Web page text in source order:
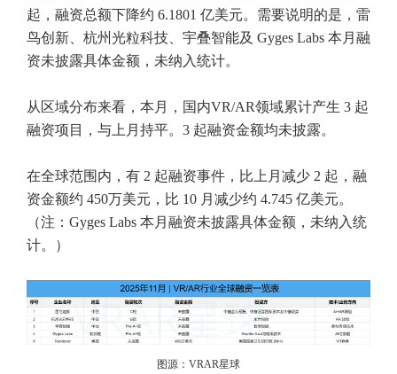
起，融资总额下降约 6.1801 亿美元。需要说明的是，雷
鸟创新、杭州光粒科技、宇叠智能及 Gyges Labs 本月融
资未披露具体金额，未纳入统计。
从区域分布来看，本月，国内VR/AR领域累计产生 3 起
融资项目，与上月持平。3 起融资金额均未披露。
在全球范围内，有 2 起融资事件，比上月减少 2 起，融
资金额约 450万美元，比 10 月减少约 4.745 亿美元。
（注：Gyges Labs 本月融资未披露具体金额，未纳入统
计。）
图源：VRAR星球